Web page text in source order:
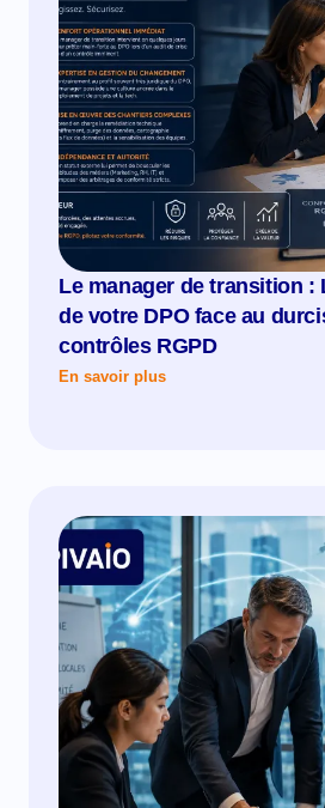
Le manager de transition :
de votre DPO face au
contrôles RGPD
En savoir plus